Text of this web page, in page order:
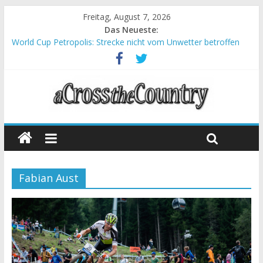
Freitag, August 7, 2026
Das Neueste:
World Cup Petropolis: Strecke nicht vom Unwetter betroffen
Krumbach und Obergessertshausen: Mountainbike-Bundesliga
Supercup Massi Banyoles: Siege für Carod und Richards
Halbzeit beim Andalucia Bike Race: Weltmeister Seewald führt
Chelva: Schweizer Doppelsieg beim ersten XCO-Rennen der
Fabian Aust